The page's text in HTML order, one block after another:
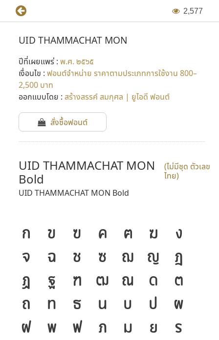
2,577
UID THAMMACHAT MON
ปีที่เผยแพร่ : พ.ศ. ๒๕๖๕
เงื่อนไข : ฟอนต์จำหน่าย ราคาตามประเภทการใช้งาน 800–
2,500 บาท
ออกแบบโดย : สร้างสรรค์ สมกุศล | ยูไอดี ฟอนต์
สั่งซื้อฟอนต์
UID THAMMACHAT MON
Bold
(ไม่มีชุด ตัวเลข
ไทย)
UID THAMMACHAT MON Bold
ก ข ฃ ค ฅ ฆ
ง
จ
ฉ ช ซ ฌ ญ
ฎ
ฏ
ฐ ฑ ฒ ณ ด
ต
ถ
ท ธ น บ ป
ผ
ฝ
พ ฟ ภ ม ย
ร